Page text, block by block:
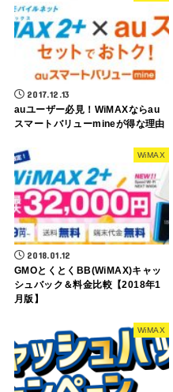
2017.12.13
auユーザー必見！WiMAXならau
スマートバリューmineが得な理由
WiMAX
2018.01.12
GMOとくとくBB(WiMAX)キャッ
シュバック＆料金比較【2018年1
月版】
WiMAX